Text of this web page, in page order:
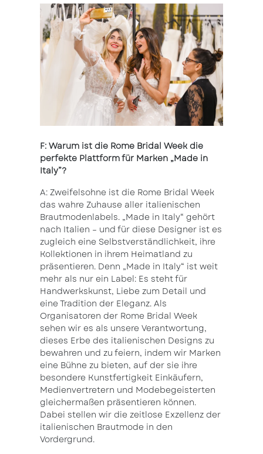
F: Warum ist die Rome Bridal Week die
perfekte Plattform für Marken „Made in
Italy”?
A: Zweifelsohne ist die Rome Bridal Week
das wahre Zuhause aller italienischen
Brautmodenlabels. „Made in Italy“ gehört
nach Italien – und für diese Designer ist es
zugleich eine Selbstverständlichkeit, ihre
Kollektionen in ihrem Heimatland zu
präsentieren. Denn „Made in Italy“ ist weit
mehr als nur ein Label: Es steht für
Handwerkskunst, Liebe zum Detail und
eine Tradition der Eleganz. Als
Organisatoren der Rome Bridal Week
sehen wir es als unsere Verantwortung,
dieses Erbe des italienischen Designs zu
bewahren und zu feiern, indem wir Marken
eine Bühne zu bieten, auf der sie ihre
besondere Kunstfertigkeit Einkäufern,
Medienvertretern und Modebegeisterten
gleichermaßen präsentieren können.
Dabei stellen wir die zeitlose Exzellenz der
italienischen Brautmode in den
Vordergrund.